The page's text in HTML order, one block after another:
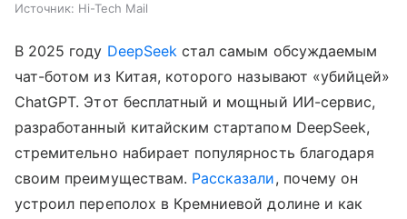
Источник: Hi-Tech Mail
В 2025 году DeepSeekстал самым обсуждаемым
чат-ботом из Китая, которого называют «убийцей»
ChatGPT. Этот бесплатный и мощный ИИ-сервис,
разработанный китайским стартапом DeepSeek,
стремительно набирает популярность благодаря
своим преимуществам. Рассказали, почему он
устроил переполох в Кремниевой долине и как